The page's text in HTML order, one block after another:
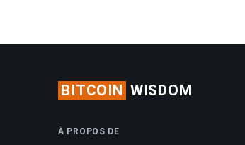
BITCOIN WISDOM
À PROPOS DE